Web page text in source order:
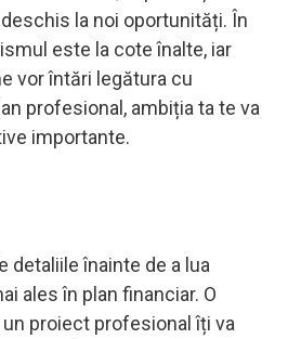
la noi oportunități. În
este la cote înalte, iar
vor întări legătura cu
profesional, ambiția ta te va
importante.
detaliile înainte de a lua
ales în plan financiar. O
proiect profesional îți va